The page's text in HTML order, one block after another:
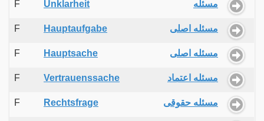
F Unklarheit مسئله
F Hauptaufgabe مسئله اصلی
F Hauptsache مسئله اصلی
F Vertrauenssache مسئله اعتماد
F Rechtsfrage مسئله حقوقی